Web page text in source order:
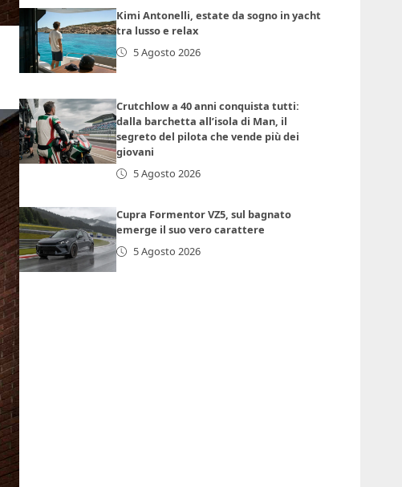
Kimi Antonelli, estate da sogno in yacht
tra lusso e relax
5 Agosto 2026
Crutchlow a 40 anni conquista tutti:
dalla barchetta all’isola di Man, il
segreto del pilota che vende più dei
giovani
5 Agosto 2026
Cupra Formentor VZ5, sul bagnato
emerge il suo vero carattere
5 Agosto 2026